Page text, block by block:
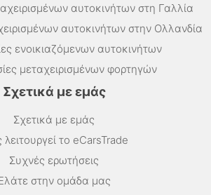
αυτοκινήτων στη Γαλλία
αυτοκινήτων στην Ολλανδία
ενοικιαζόμενων αυτοκινήτων
μεταχειρισμένων φορτηγών
Σχετικά με εμάς
Σχετικά με εμάς
το eCarsTrade
Συχνές ερωτήσεις
στην ομάδα μας